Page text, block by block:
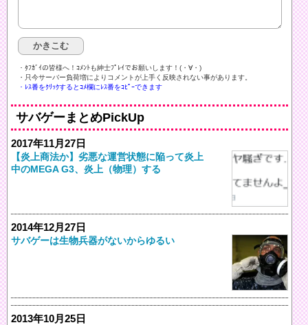
・ﾀﾌｶﾞｲの皆様へ！ｺﾒﾝﾄも紳士ﾌﾟﾚｲでお願いします！(・∀・)ゞ
・只今サーバー負荷増によりコメントが上手く反映されない事があります。
・ﾚｽ番をｸﾘｯｸするとｺﾒ欄にﾚｽ番をｺﾋﾟｰできます
サバゲーまとめPickUp
2017年11月27日
【炎上商法か】劣悪な運営状態に陥って炎上
中のMEGA G3、炎上（物理）する
2014年12月27日
サバゲーは生物兵器がないからゆるい
2013年10月25日